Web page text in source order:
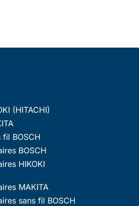
(HITACHI)
fil BOSCH
BOSCH
HIKOKI
MAKITA
sans fil BOSCH